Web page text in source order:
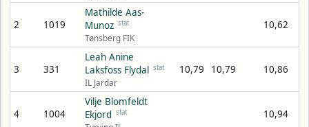
2 1019
Mathilde Aas-
Munoz stat
Tønsberg FIK
10,62
3 331
Leah Anine
Laksfoss Flydal
stat
IL Jardar
10,79 10,79 10,86
4 1004
Vilje Blomfeldt
Ekjord stat 10,94